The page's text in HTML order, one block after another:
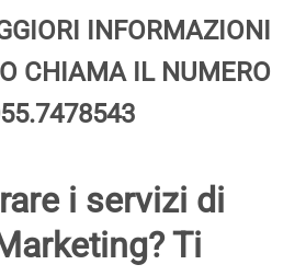
INFORMAZIONI
CHIAMA IL NUMERO
i servizi di
Ti